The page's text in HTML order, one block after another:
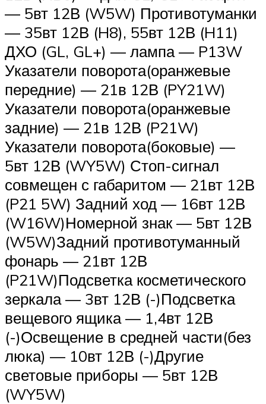
— 5вт 12В (W5W) Противотуманки
— 35вт 12В (H8), 55вт 12В (H11)
ДХО (GL, GL+) — лампа — P13W
Указатели поворота(оранжевые
передние) — 21в 12В (PY21W)
Указатели поворота(оранжевые
задние) — 21в 12В (P21W)
Указатели поворота(боковые) —
5вт 12В (WY5W) Стоп-сигнал
совмещен с габаритом — 21вт 12В
(P21 5W) Задний ход — 16вт 12В
(W16W)Номерной знак — 5вт 12В
(W5W)Задний противотуманный
фонарь — 21вт 12В
(P21W)Подсветка косметического
зеркала — 3вт 12В (-)Подсветка
вещевого ящика — 1,4вт 12В
(-)Освещение в средней части(без
люка) — 10вт 12В (-)Другие
световые приборы — 5вт 12В
(WY5W)